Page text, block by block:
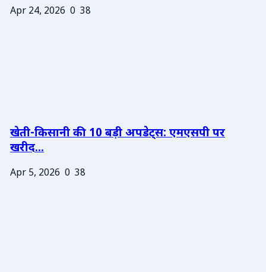
Apr 24, 2026 0 38
खेती-किसानी की 10 बड़ी अपडेट्स: एमएसपी पर
खरीद...
Apr 5, 2026 0 38